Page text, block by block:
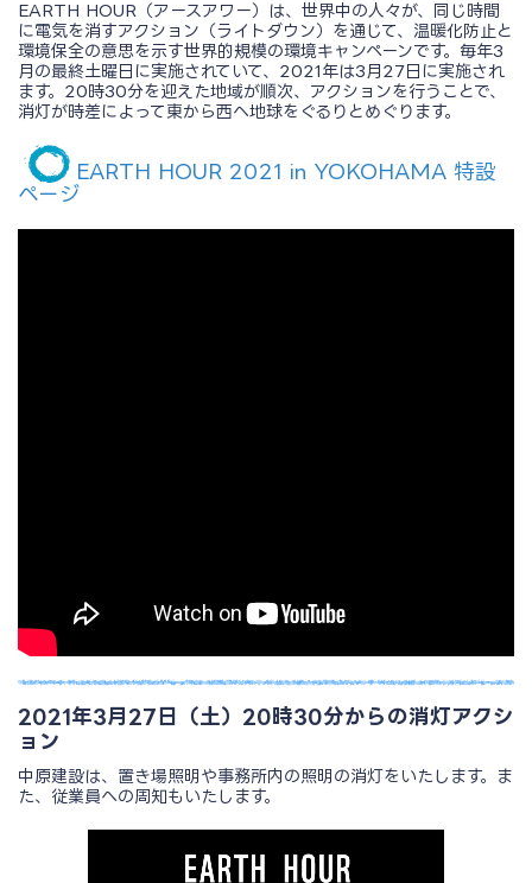
EARTH HOUR（アースアワー）は、世界中の人々が、同じ時間
に電気を消すアクション（ライトダウン）を通じて、温暖化防止と
環境保全の意思を示す世界的規模の環境キャンペーンです。毎年3
月の最終土曜日に実施されていて、2021年は3月27日に実施され
ます。20時30分を迎えた地域が順次、アクションを行うことで、
消灯が時差によって東から西へ地球をぐるりとめぐります。
EARTH HOUR 2021 in YOKOHAMA 特設
ページ
2021年3月27日（土）20時30分からの消灯アクシ
ョン
中原建設は、置き場照明や事務所内の照明の消灯をいたします。ま
た、従業員への周知もいたします。